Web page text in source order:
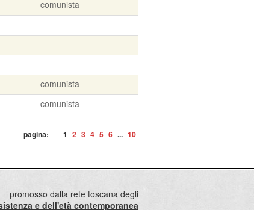
comunista
comunista
comunista
pagina: 1 2 3 4 5 6 ... 10
promosso dalla rete toscana degli
e dell'età contemporanea